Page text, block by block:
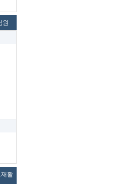
원
활